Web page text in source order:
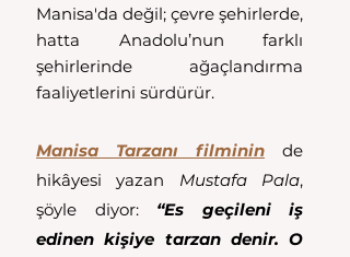
Manisa'da değil; çevre şehirlerde,
hatta Anadolu’nun farklı
şehirlerinde ağaçlandırma
faaliyetlerini sürdürür.
Manisa Tarzanı filminin de
hikâyesi yazan Mustafa Pala,
şöyle diyor: “Es geçileni iş
edinen kişiye tarzan denir. O